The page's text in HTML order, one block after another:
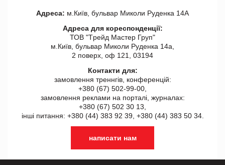
Адреса: м.Київ, бульвар Миколи Руденка 14А
Адреса для кореспонденції:
ТОВ "Tрейд Мастер Груп"
м.Київ, бульвар Миколи Руденка 14а,
2 поверх, оф 121, 03194
Контакти для:
замовлення треннгів, конференцій:
+380 (67) 502-99-00,
замовлення реклами на порталі, журналах:
+380 (67) 502 30 13,
інші питання: +380 (44) 383 92 39, +380 (44) 383 50 34.
написати нам